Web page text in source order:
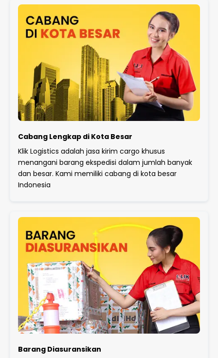
Cabang Lengkap di Kota Besar
Klik Logistics adalah jasa kirim cargo khusus
menangani barang ekspedisi dalam jumlah banyak
dan besar. Kami memiliki cabang di kota besar
Indonesia
Barang Diasuransikan